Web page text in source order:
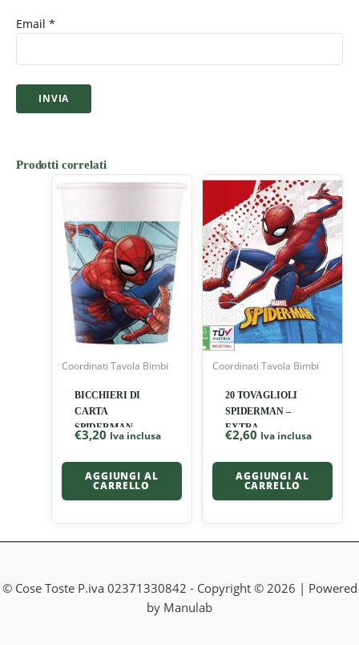
Email *
Prodotti correlati
Coordinati Tavola Bimbi
BICCHIERI DI
CARTA
SPIDERMAN-
EXTRA
€3,20 Iva inclusa
AGGIUNGI AL
CARRELLO
Coordinati Tavola Bimbi
20 TOVAGLIOLI
SPIDERMAN –
EXTRA
€2,60 Iva inclusa
AGGIUNGI AL
CARRELLO
© Cose Toste P.iva 02371330842 - Copyright © 2026 | Powered
by Manulab